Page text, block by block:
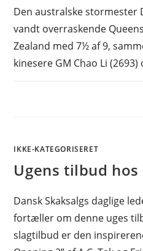
Den australske stormester
vandt overraskende
Zealand med 7½ af 9,
kinesere GM Chao Li (2693)
IKKE-KATEGORISERET
Ugens tilbud hos
Dansk Skaksalgs daglige
fortæller om denne uges
slagtilbud er den